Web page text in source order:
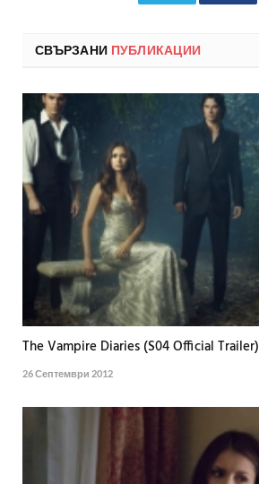
СВЪРЗАНИ ПУБЛИКАЦИИ
The Vampire Diaries (S04 Official Trailer)
26 Септември 2012